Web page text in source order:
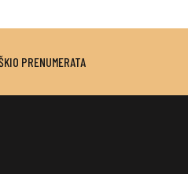
PRENUMERATA